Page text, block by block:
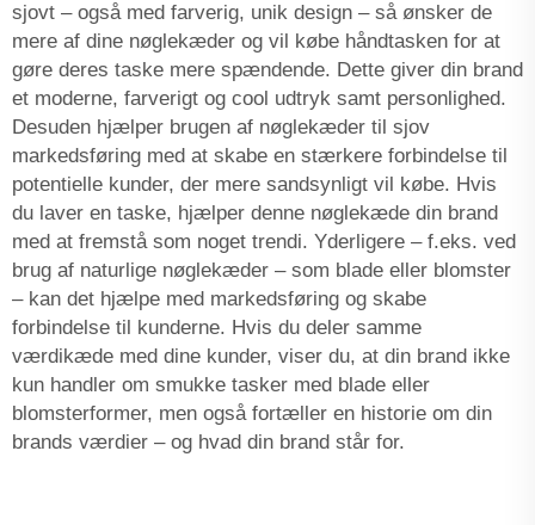
sjovt – også med farverig, unik design – så ønsker de
mere af dine nøglekæder og vil købe håndtasken for at
gøre deres taske mere spændende. Dette giver din brand
et moderne, farverigt og cool udtryk samt personlighed.
Desuden hjælper brugen af nøglekæder til sjov
markedsføring med at skabe en stærkere forbindelse til
potentielle kunder, der mere sandsynligt vil købe. Hvis
du laver en taske, hjælper denne nøglekæde din brand
med at fremstå som noget trendi. Yderligere – f.eks. ved
brug af naturlige nøglekæder – som blade eller blomster
– kan det hjælpe med markedsføring og skabe
forbindelse til kunderne. Hvis du deler samme
værdikæde med dine kunder, viser du, at din brand ikke
kun handler om smukke tasker med blade eller
blomsterformer, men også fortæller en historie om din
brands værdier – og hvad din brand står for.